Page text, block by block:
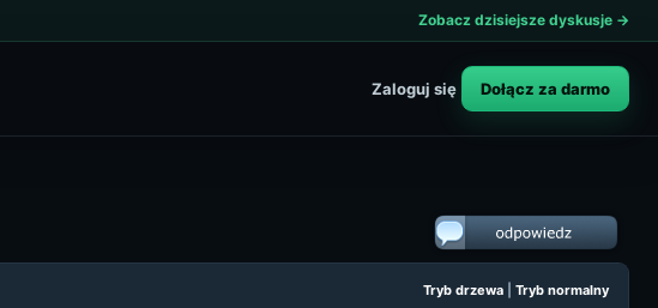
Zobacz dzisiejsze dyskusje →
Zaloguj się Dołącz za darmo
Tryb drzewa Tryb normalny